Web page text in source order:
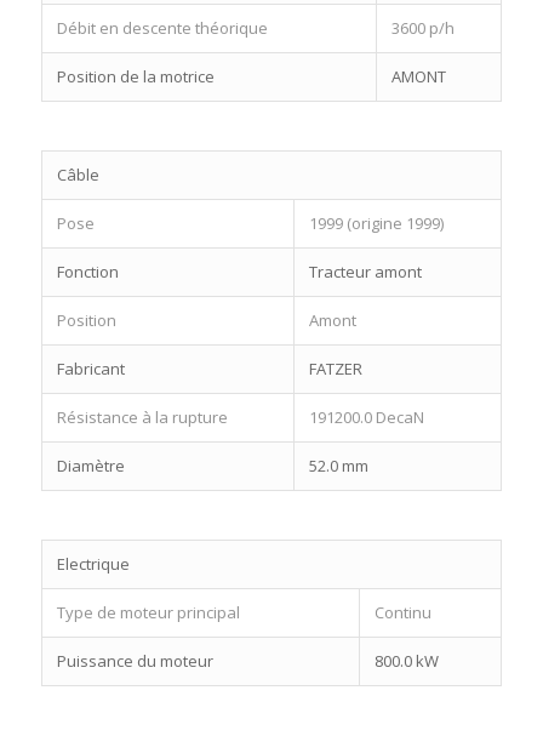
Débit en descente théorique 3600 p/h
Position de la motrice AMONT
Câble
Pose 1999 (origine 1999)
Fonction Tracteur amont
Position Amont
Fabricant FATZER
Résistance à la rupture 191200.0 DecaN
Diamètre 52.0 mm
Electrique
Type de moteur principal Continu
Puissance du moteur 800.0 kW